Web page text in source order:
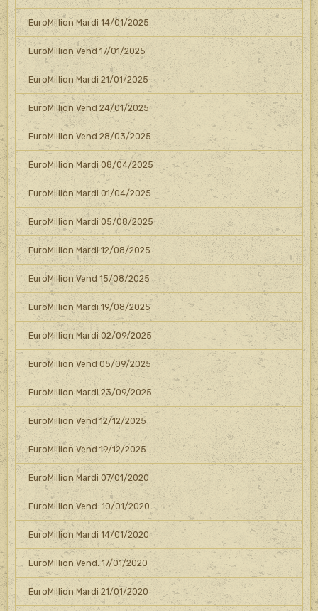
EuroMillion Mardi 14/01/2025
EuroMillion Vend 17/01/2025
EuroMillion Mardi 21/01/2025
EuroMillion Vend 24/01/2025
EuroMillion Vend 28/03/2025
EuroMillion Mardi 08/04/2025
EuroMillion Mardi 01/04/2025
EuroMillion Mardi 05/08/2025
EuroMillion Mardi 12/08/2025
EuroMillion Vend 15/08/2025
EuroMillion Mardi 19/08/2025
EuroMillion Mardi 02/09/2025
EuroMillion Vend 05/09/2025
EuroMillion Mardi 23/09/2025
EuroMillion Vend 12/12/2025
EuroMillion Vend 19/12/2025
EuroMillion Mardi 07/01/2020
EuroMillion Vend. 10/01/2020
EuroMillion Mardi 14/01/2020
EuroMillion Vend. 17/01/2020
EuroMillion Mardi 21/01/2020